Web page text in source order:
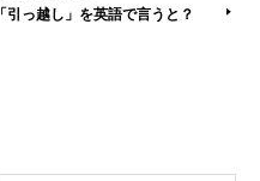
「引っ越し」を英語で言うと？